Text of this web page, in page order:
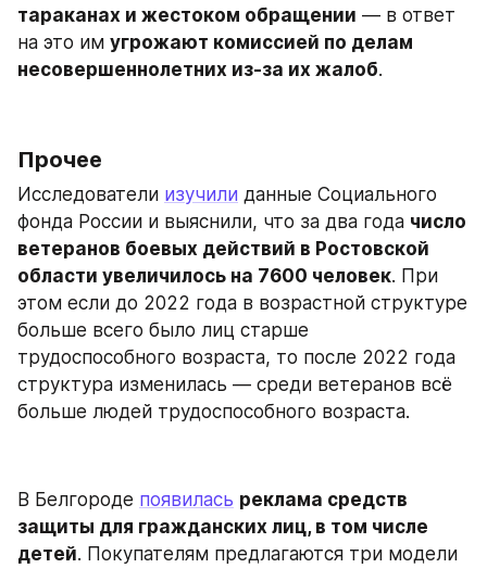
тараканах и жестоком обращении — в ответ
на это им угрожают комиссией по делам
несовершеннолетних из-за их жалоб.
Прочее
Исследователи изучили данные Социального
фонда России и выяснили, что за два года число
ветеранов боевых действий в Ростовской
области увеличилось на 7600 человек. При
этом если до 2022 года в возрастной структуре
больше всего было лиц старше
трудоспособного возраста, то после 2022 года
структура изменилась — среди ветеранов всё
больше людей трудоспособного возраста.
В Белгороде появилась реклама средств
защиты для гражданских лиц, в том числе
детей. Покупателям предлагаются три модели